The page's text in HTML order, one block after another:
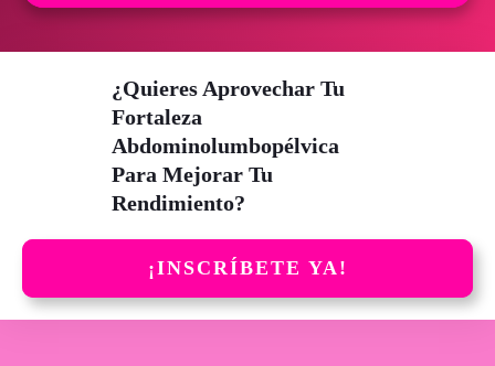
¿Quieres Aprovechar Tu
Fortaleza
Abdominolumbopélvica
Para Mejorar Tu
Rendimiento?
¡INSCRÍBETE YA!